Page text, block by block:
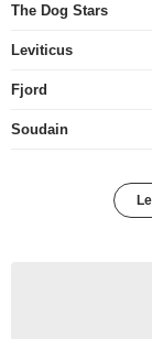
The Dog Stars
Leviticus
Fjord
Soudain